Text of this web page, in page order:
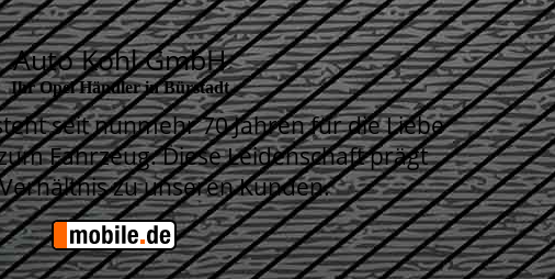
Auto Kohl GmbH
Ihr Opel Händler in Bürstadt
seit nunmehr 70 Jahren für die Liebe
Fahrzeug. Diese Leidenschaft prägt
zu unseren Kunden.